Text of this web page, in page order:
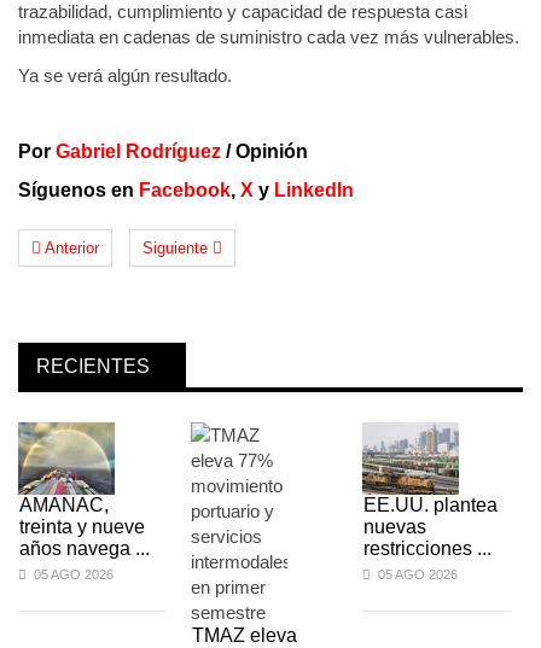
trazabilidad, cumplimiento y capacidad de respuesta casi
inmediata en cadenas de suministro cada vez más vulnerables.
Ya se verá algún resultado.
Por Gabriel Rodríguez / Opinión
Síguenos en Facebook, X y LinkedIn
Anterior Siguiente
RECIENTES
AMANAC,
treinta y nueve
años navega ...
05 AGO 2026
TMAZ eleva
EE.UU. plantea
nuevas
restricciones ...
05 AGO 2026